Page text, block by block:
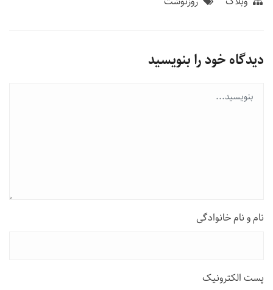
دیدگاه خود را بنویسید
نام و نام خانوادگی
پست الکترونیک